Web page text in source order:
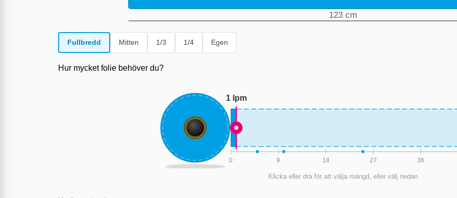
123cm
Fullbredd Mitten 1/3 1/4 Egen
Hur mycket folie behöver du?
1lpm
0 9 18 27 36
Klicka eller dra för att välja mängd, eller välj nedan